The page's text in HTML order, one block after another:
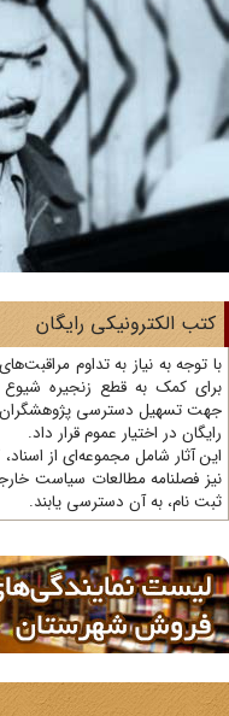
الکترونیکی رایگان
کمک به قطع زنجیره شیوع
تسهیل دسترسی پژوهشگران در
در اختیار عموم قرار داد.
آثار شامل مجموعه‌ای از اسناد،
فصلنامه مطالعات سیاست
نام، به آن دسترسی یابند.